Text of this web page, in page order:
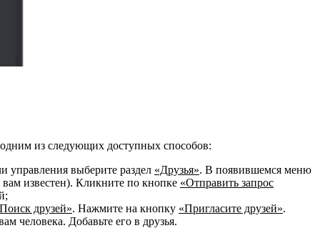
из следующих доступных способов:
управления выберите раздел «Друзья». В появившемся меню
вам известен). Кликните по кнопке «Отправить запрос
друзей». Нажмите на кнопку «Пригласите друзей».
человека. Добавьте его в друзья.